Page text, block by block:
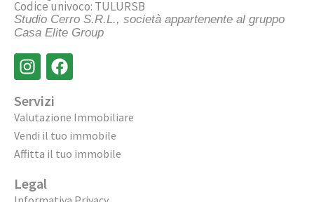
Codice univoco: TULURSB
Studio Cerro S.R.L., società appartenente al gruppo
Casa Elite Group
Servizi
Valutazione Immobiliare
Vendi il tuo immobile
Affitta il tuo immobile
Legal